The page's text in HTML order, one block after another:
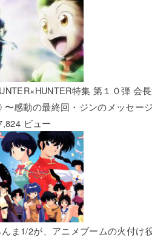
特集 第１０弾 会
感動の最終回・ジンのメッセー
ビュー
ま1/2が、アニメブームの火付け